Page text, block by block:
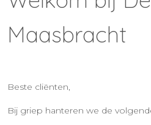
Maasbracht
Beste cliënten,
Bij griep hanteren we de